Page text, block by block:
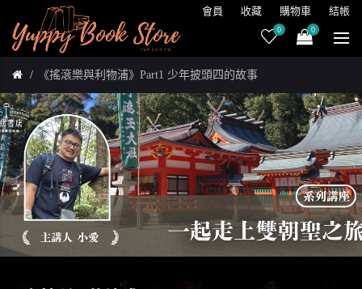
會員 收藏 購物車 結帳
0 0
《搖滾樂與利物浦》Part1 少年披頭四的故事